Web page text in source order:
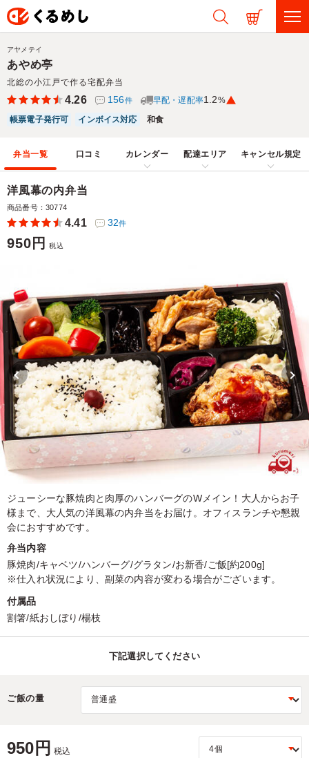
あやめ亭
北総の小江戸で作る宅配弁当
アヤメテイ
4.26 156件 早配・遅配率1.2%
帳票電子発行可
インボイス対応 和食
弁当一覧 口コミ カレンダー 配達エリア キャンセル規定
洋風幕の内弁当
商品番号：30774
4.41 32件
950円 税込
ジューシーな豚焼肉と肉厚のハンバーグのWメイン！大人からお子
様まで、大人気の洋風幕の内弁当をお届け。オフィスランチや懇親
会におすすめです。
弁当内容
豚焼肉/キャベツ/ハンバーグ/グラタン/お新香/ご飯[約200g]
※仕入れ状況により、副菜の内容が変わる場合がございます。
付属品
割箸/紙おしぼり/楊枝
下記選択してください
ご飯の量
950円 税込